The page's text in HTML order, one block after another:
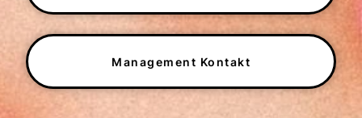
Management Kontakt